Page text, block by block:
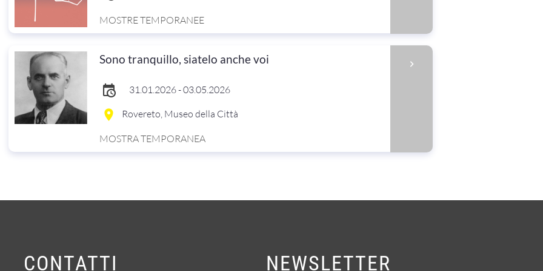
MOSTRE TEMPORANEE
Sono tranquillo, siatelo anche voi
31.01.2026 - 03.05.2026
Rovereto, Museo della Città
MOSTRA TEMPORANEA
CONTATTI NEWSLETTER